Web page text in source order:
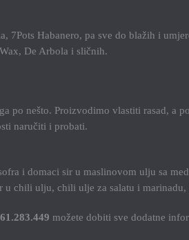
7Pots Habanero, pa sve do blažih i
De Arbola i sličnih.
po nešto. Proizvodimo vlastiti rasad, a
naručiti i probati.
i domaci sir u maslinovom ulju sa
u chili ulju, chili ulje za salatu i
možete dobiti sve dodatne